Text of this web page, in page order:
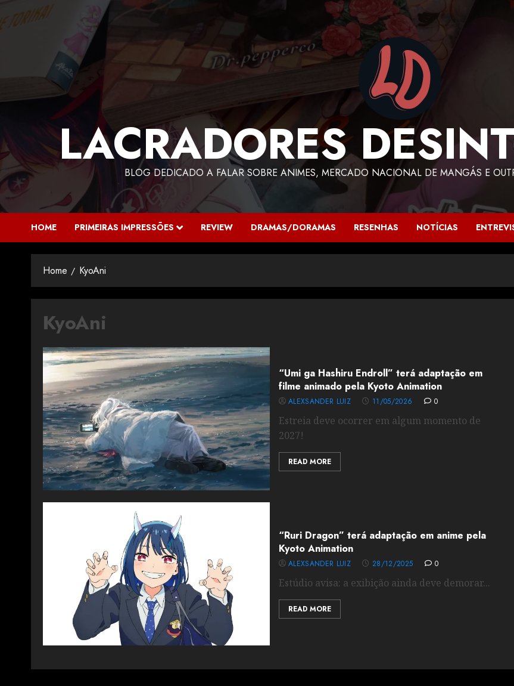
LACRADORES
BLOG DEDICADO A FALAR SOBRE ANIMES, MERCADO NACIONAL DE MANGÁS E
HOME PRIMEIRAS IMPRESSÕES REVIEW DRAMAS/DORAMAS RESENHAS NOTÍCIAS
Home KyoAni
KyoAni
“Umi ga Hashiru Endroll” terá adaptação em
filme animado pela Kyoto Animation
ALEXSANDER LUIZ 11/05/2026 0
Estreia deve ocorrer em algum momento de
2027!
READ MORE
“Ruri Dragon” terá adaptação em anime pela
Kyoto Animation
ALEXSANDER LUIZ 28/12/2025 0
Estúdio avisa: a exibição ainda deve demorar...
READ MORE